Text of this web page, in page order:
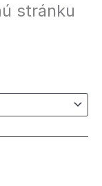
stránku